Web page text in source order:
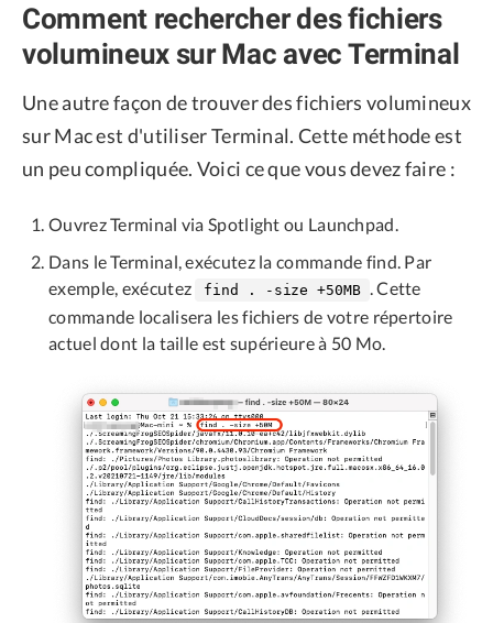
Comment rechercher des fichiers
volumineux sur Mac avec Terminal
Une autre façon de trouver des fichiers volumineux
sur Mac est d'utiliser Terminal. Cette méthode est
un peu compliquée. Voici ce que vous devez faire :
Ouvrez Terminal via Spotlight ou Launchpad.
Dans le Terminal, exécutez la commande find. Par
exemple, exécutez
find . -size +50MB
. Cette
commande localisera les fichiers de votre répertoire
actuel dont la taille est supérieure à 50 Mo.